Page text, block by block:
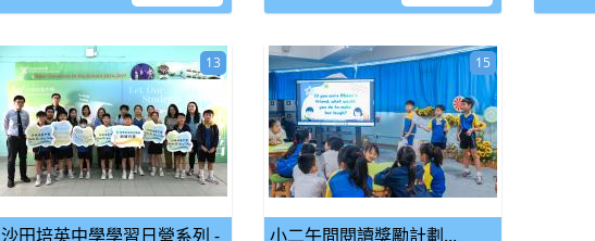
沙田培英中學學習日營系列 -
13
小二午間閱讀獎勵計劃...
15